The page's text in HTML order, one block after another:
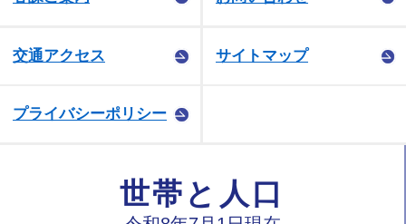
交通アクセス サイトマップ
プライバシーポリシー